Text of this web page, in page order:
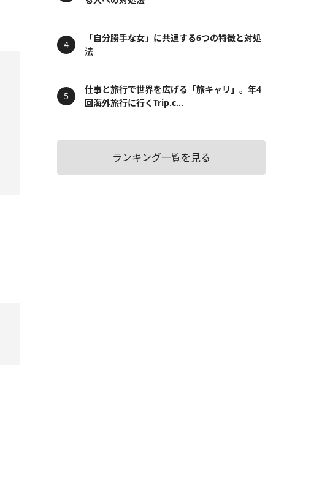
「自分勝手な女」に共通する6つの特徴と対処
法
仕事と旅行で世界を広げる「旅キャリ」。年4
回海外旅行に行くTrip.c...
ランキング一覧を見る